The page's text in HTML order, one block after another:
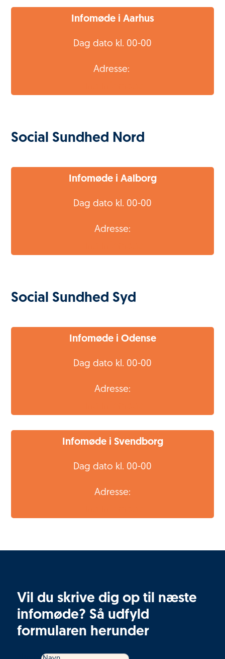
Infomøde i Aarhus
Dag dato kl. 00-00
Adresse:
Social Sundhed Nord
Infomøde i Aalborg
Dag dato kl. 00-00
Adresse:
Social Sundhed Syd
Infomøde i Odense
Dag dato kl. 00-00
Adresse:
Infomøde i Svendborg
Dag dato kl. 00-00
Adresse:
Vil du skrive dig op til næste
infomøde? Så udfyld
formularen herunder